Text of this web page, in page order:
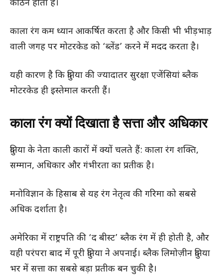
कठिन होता है।
काला रंग कम ध्यान आकर्षित करता है और किसी भी भीड़भाड़
वाली जगह पर मोटरकेड को ‘ब्लेंड’ करने में मदद करता है।
यही कारण है कि दुनिया की ज्यादातर सुरक्षा एजेंसियां ब्लैक
मोटरकेड ही इस्तेमाल करती हैं।
काला रंग क्यों दिखाता है सत्ता और अधिकार
दुनिया के नेता काली कारों में क्यों चलते हैं: काला रंग शक्ति,
सम्मान, अधिकार और गंभीरता का प्रतीक है।
मनोविज्ञान के हिसाब से यह रंग नेतृत्व की गरिमा को सबसे
अधिक दर्शाता है।
अमेरिका में राष्ट्रपति की ‘द बीस्ट’ ब्लैक रंग में ही होती है, और
यही परंपरा बाद में पूरी दुनिया ने अपनाई। ब्लैक लिमोज़ीन दुनिया
भर में सत्ता का सबसे बड़ा प्रतीक बन चुकी है।